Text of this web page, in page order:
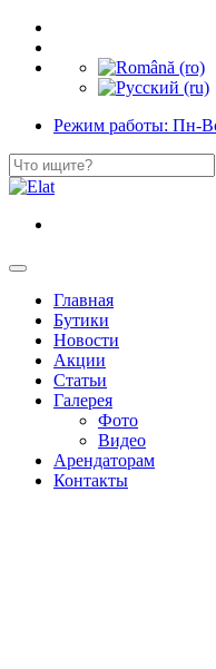
Режим работы: Пн-
Главная
Бутики
Новости
Акции
Статьи
Галерея
Фото
Видео
Арендаторам
Контакты